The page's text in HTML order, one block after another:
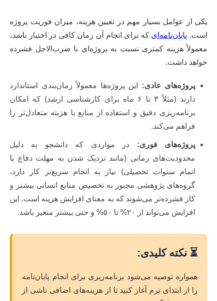
یکی از عوامل بسیار مهم در تعیین هزینه، میزان فوریت پروژه
است. پایان‌نامه‌ای که برای انجام آن زمان کافی در اختیار باشد،
معمولاً هزینه کمتری نسبت به پروژه‌ای با ضرب‌الاجل فشرده
خواهد داشت.
پروژه‌های عادی: این پروژه‌ها معمولاً زمان‌بندی استاندارد
دارند (مثلاً ۳ تا ۶ ماه برای کارشناسی ارشد) که امکان
برنامه‌ریزی دقیق و استفاده از منابع با هزینه متعادل‌تر را
فراهم می‌کند.
پروژه‌های فوری: در مواردی که دانشجو به دلیل
محدودیت‌های زمانی (مانند نزدیک شدن به مهلت دفاع یا
اتمام سنوات تحصیلی) نیاز به انجام سریع‌تر کار دارد،
گروه‌های پژوهشی مجبور به تخصیص منابع انسانی بیشتر و
کار فشرده‌تر می‌شوند که به معنای افزایش هزینه است. این
افزایش می‌تواند از ۲۰% تا ۵۰% و حتی بیشتر متغیر باشد.
⏳ نکته کلیدی:
همواره توصیه می‌شود برنامه‌ریزی برای انجام پایان‌نامه
را از ابتدای ترم آغاز کنید تا از هزینه‌های اضافی ناشی از